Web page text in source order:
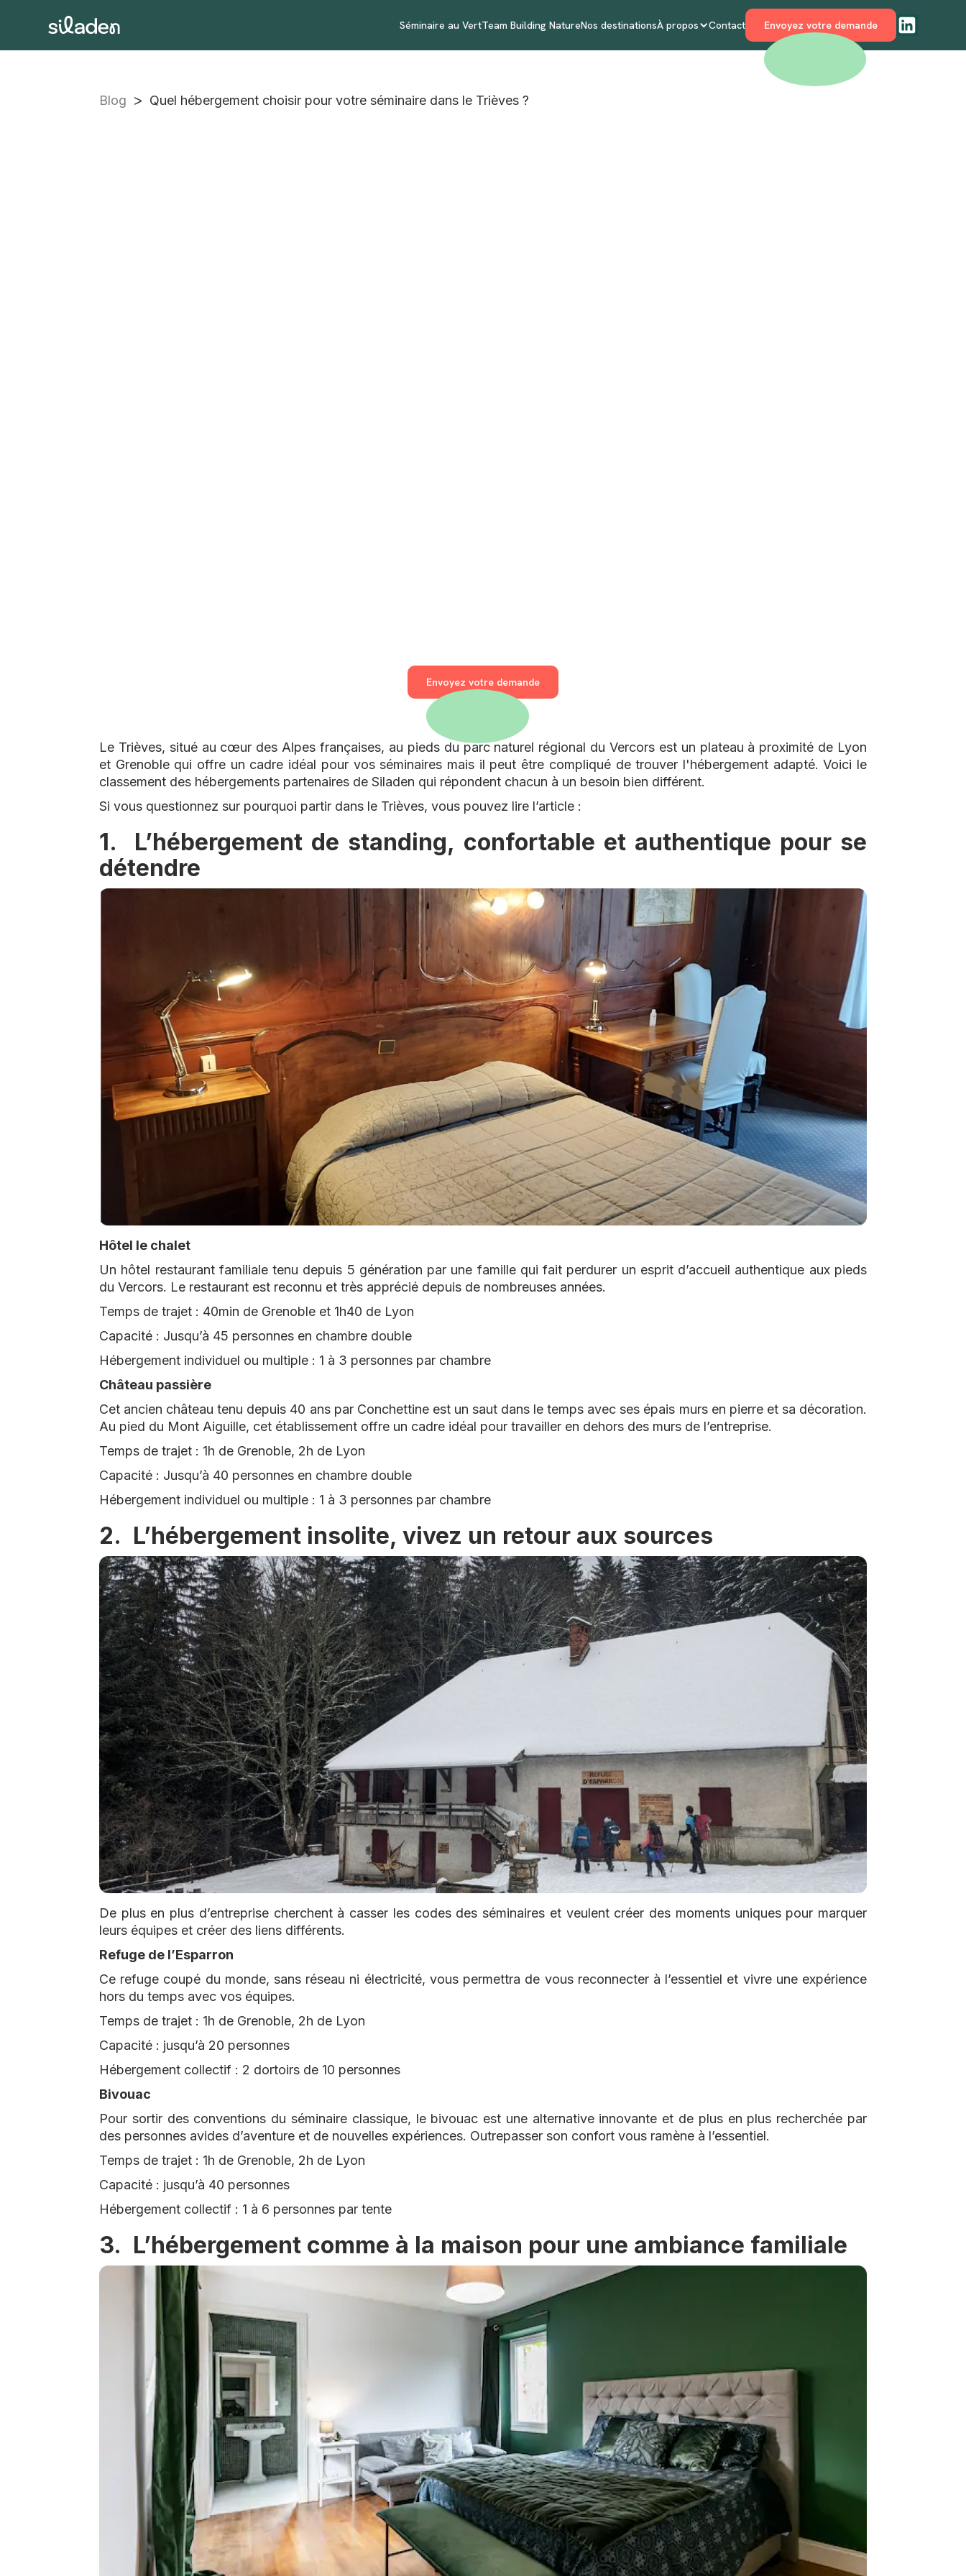
Séminaire au VertTeam Building NatureNos destinationsÀ propos Contact Envoyez votre demande
Blog > Quel hébergement choisir pour votre séminaire dans le Trièves ?
Envoyez votre demande
Le Trièves, situé au cœur des Alpes françaises, au pieds du parc naturel régional du Vercors est un plateau à proximité de Lyon
et Grenoble qui offre un cadre idéal pour vos séminaires mais il peut être compliqué de trouver l'hébergement adapté. Voici le
classement des hébergements partenaires de Siladen qui répondent chacun à un besoin bien différent.
Si vous questionnez sur pourquoi partir dans le Trièves, vous pouvez lire l’article :
1. L’hébergement de standing, confortable et authentique pour se
détendre
Hôtel le chalet
Un hôtel restaurant familiale tenu depuis 5 génération par une famille qui fait perdurer un esprit d’accueil authentique aux pieds
du Vercors. Le restaurant est reconnu et très apprécié depuis de nombreuses années.
Temps de trajet : 40min de Grenoble et 1h40 de Lyon
Capacité : Jusqu’à 45 personnes en chambre double
Hébergement individuel ou multiple : 1 à 3 personnes par chambre
Château passière
Cet ancien château tenu depuis 40 ans par Conchettine est un saut dans le temps avec ses épais murs en pierre et sa décoration.
Au pied du Mont Aiguille, cet établissement offre un cadre idéal pour travailler en dehors des murs de l’entreprise.
Temps de trajet : 1h de Grenoble, 2h de Lyon
Capacité : Jusqu’à 40 personnes en chambre double
Hébergement individuel ou multiple : 1 à 3 personnes par chambre
2. L’hébergement insolite, vivez un retour aux sources
De plus en plus d’entreprise cherchent à casser les codes des séminaires et veulent créer des moments uniques pour marquer
leurs équipes et créer des liens différents.
Refuge de l’Esparron
Ce refuge coupé du monde, sans réseau ni électricité, vous permettra de vous reconnecter à l’essentiel et vivre une expérience
hors du temps avec vos équipes.
Temps de trajet : 1h de Grenoble, 2h de Lyon
Capacité : jusqu’à 20 personnes
Hébergement collectif : 2 dortoirs de 10 personnes
Bivouac
Pour sortir des conventions du séminaire classique, le bivouac est une alternative innovante et de plus en plus recherchée par
des personnes avides d’aventure et de nouvelles expériences. Outrepasser son confort vous ramène à l’essentiel.
Temps de trajet : 1h de Grenoble, 2h de Lyon
Capacité : jusqu’à 40 personnes
Hébergement collectif : 1 à 6 personnes par tente
3. L’hébergement comme à la maison pour une ambiance familiale